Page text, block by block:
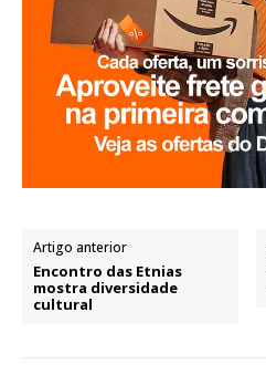
Artigo anterior
Encontro das Etnias
mostra diversidade
cultural